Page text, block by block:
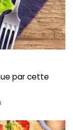
par cette